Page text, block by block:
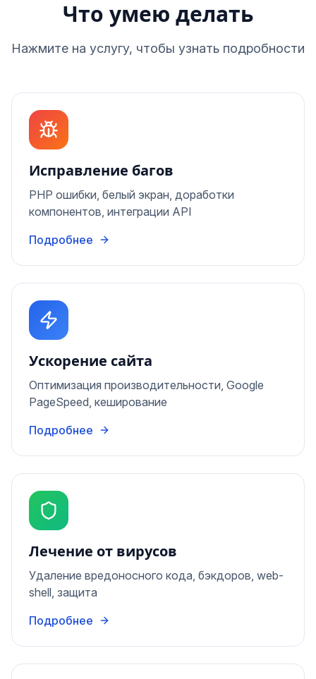
Что умею делать
Нажмите на услугу, чтобы узнать подробности
Исправление багов
PHP ошибки, белый экран, доработки
компонентов, интеграции API
Подробнее
Ускорение сайта
Оптимизация производительности, Google
PageSpeed, кеширование
Подробнее
Лечение от вирусов
Удаление вредоносного кода, бэкдоров, web-
shell, защита
Подробнее